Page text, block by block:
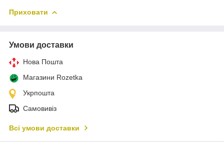
Приховати
Умови доставки
Нова Пошта
Магазини Rozetka
Укрпошта
Самовивіз
Всі умови доставки